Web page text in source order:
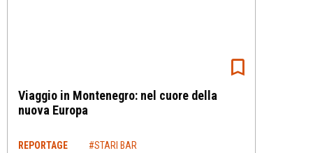
Viaggio in Montenegro: nel cuore della
nuova Europa
REPORTAGE #STARI BAR